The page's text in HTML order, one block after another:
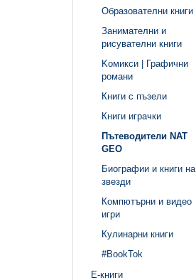
Образователни книги
Занимателни и
рисувателни книги
Kомикси | Графични
романи
Книги с пъзели
Книги играчки
Пътеводители NAT
GEO
Биографии и книги на
звезди
Компютърни и видео
игри
Кулинарни книги
#BookTok
Е-книги